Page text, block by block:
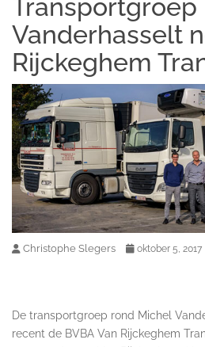
Transportgroep
Vanderhasselt
Rijckeghem
Christophe Slegers oktober 5, 2017
De transportgroep rond Michel
recent de BVBA Van Rijckeghem